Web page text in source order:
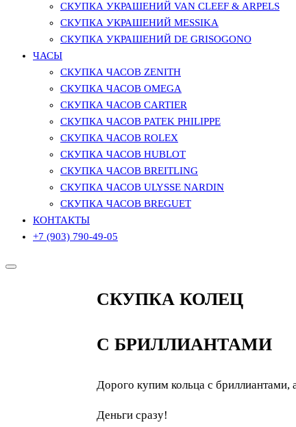
СКУПКА УКРАШЕНИЙ VAN CLEEF & ARPELS
СКУПКА УКРАШЕНИЙ MESSIKA
СКУПКА УКРАШЕНИЙ DE GRISOGONO
ЧАСЫ
СКУПКА ЧАСОВ ZENITH
СКУПКА ЧАСОВ OMEGA
СКУПКА ЧАСОВ CARTIER
СКУПКА ЧАСОВ PATEK PHILIPPE
СКУПКА ЧАСОВ ROLEX
СКУПКА ЧАСОВ HUBLOT
СКУПКА ЧАСОВ BREITLING
СКУПКА ЧАСОВ ULYSSE NARDIN
СКУПКА ЧАСОВ BREGUET
КОНТАКТЫ
+7 (903) 790-49-05
СКУПКА КОЛЕЦ
С БРИЛЛИАНТАМИ
Дорого купим кольца с бриллиантами,
Деньги сразу!